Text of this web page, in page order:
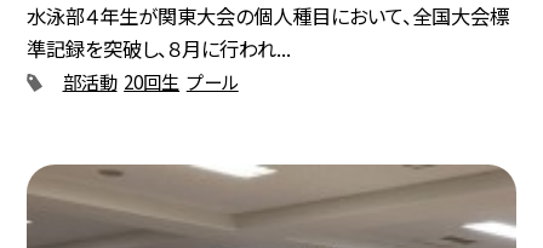
水泳部４年生が関東大会の個人種目において、全国大会標
準記録を突破し、８月に行われ...
部活動 20回生 プール